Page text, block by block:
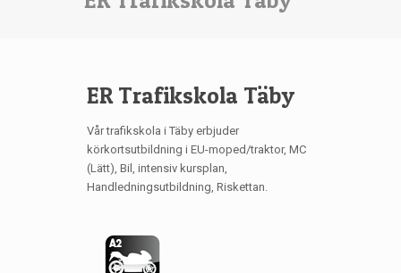
ER Trafikskola Täby
Vår trafikskola i Täby erbjuder
körkortsutbildning i EU-moped/traktor, MC
(Lätt), Bil, intensiv kursplan,
Handledningsutbildning, Riskettan.